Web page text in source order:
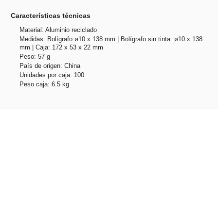
Características técnicas
Material: Aluminio reciclado
Medidas: Bolígrafo:ø10 x 138 mm | Bolígrafo sin tinta: ø10 x 138
mm | Caja: 172 x 53 x 22 mm
Peso: 57 g
País de origen: China
Unidades por caja: 100
Peso caja: 6.5 kg